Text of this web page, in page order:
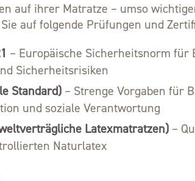
auf ihrer Matratze – umso
auf folgende Prüfungen und
– Europäische Sicherheitsnorm für
Sicherheitsrisiken
Standard) – Strenge Vorgaben für
und soziale Verantwortung
Latexmatratzen) –
Naturlatex